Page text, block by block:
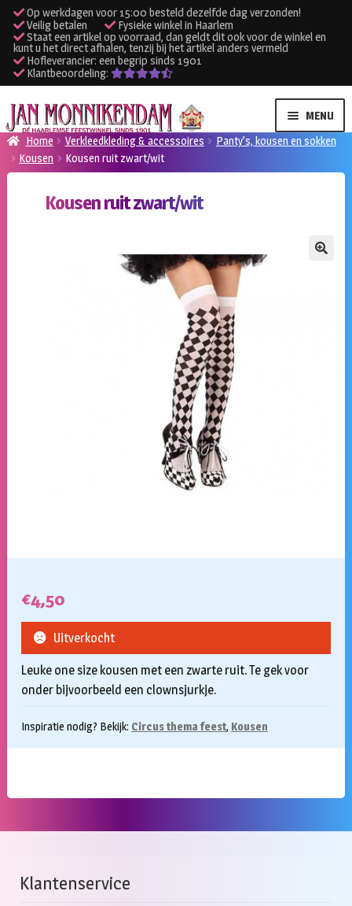
Op werkdagen voor 15:00 besteld dezelfde dag verzonden!
Veilig betalen
Fysieke winkel in Haarlem
Staat een artikel op voorraad, dan geldt dit ook voor de winkel en
kunt u het direct afhalen, tenzij bij het artikel anders vermeld
Hofleverancier: een begrip sinds 1901
Klantbeoordeling:
Ga
door
naar
navigatie
Ga
naar
de
inhoud
MENU
Verhuur kleding
Verhuur apparatuur
Home Verkleedkleding & accessoires
Panty’s, kousen en sokken
Kousen
Kousen ruit zwart/wit
Kousen ruit zwart/wit
€4,50
Leuke one size kousen met een zwarte ruit. Te gek voor
onder bijvoorbeeld een clownsjurkje.
Inspiratie nodig? Bekijk: Circus thema feest, Kousen
Uitverkocht
Klantenservice